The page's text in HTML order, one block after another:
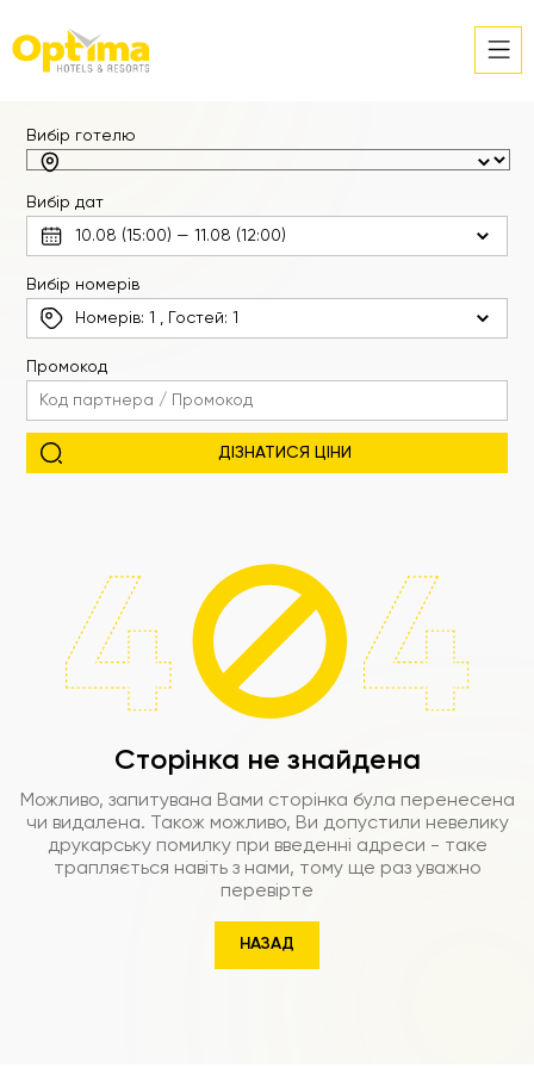
Вибір готелю
Вибір дат
Вибір номерів
Номерів:1 , Гостей: 1
Промокод
Сторінка не знайдена
Можливо, запитувана Вами сторінка була перенесена
чи видалена. Також можливо, Ви допустили невелику
друкарську помилку при введенні адреси - таке
трапляється навіть з нами, тому ще раз уважно
перевірте
НАЗАД